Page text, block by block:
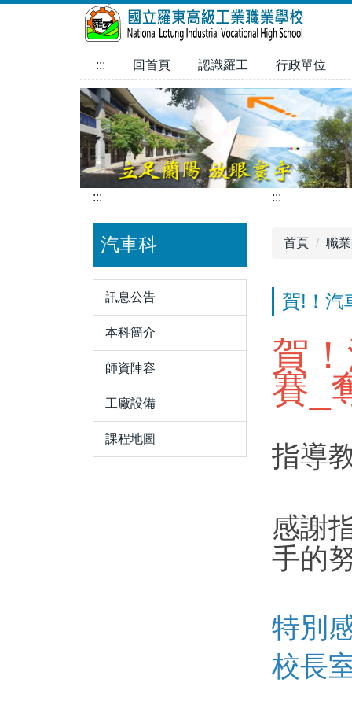
::: 回首頁 認識羅工 行政單位
:::
汽車科
訊息公告
本科簡介
師資陣容
工廠設備
課程地圖
:::
首頁 職
賀!！汽
賀
賽_
指導
感謝
手的
特別
校長